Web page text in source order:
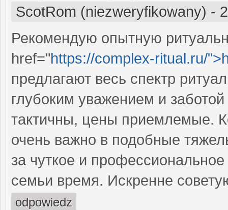
ScotRom (niezweryfikowany) -
Рекомендую опытную
href="https://complex-ritual.ru/
предлагают весь спектр
глубоким уважением и
тактичны, цены приемлемые.
очень важно в подобные
за чуткое и
семьи время. Искренне
odpowiedz